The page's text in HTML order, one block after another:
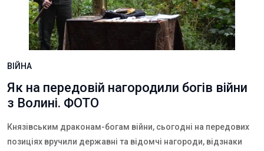
ВІЙНА
Як на передовій нагородили богів війни
з Волині. ФОТО
Князівським драконам-богам війни, сьогодні на передових
позиціях вручили державні та відомчі нагороди, відзнаки